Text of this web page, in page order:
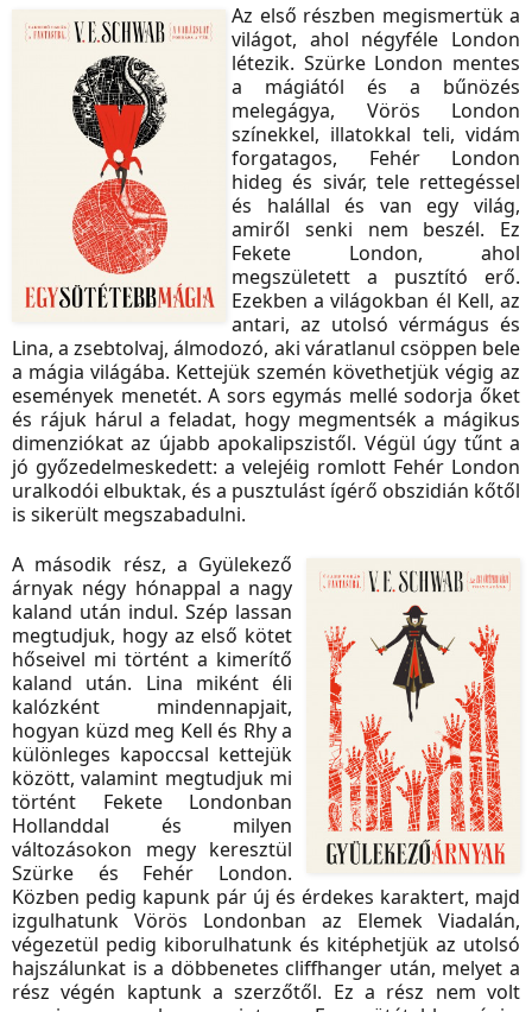
Az első részben megismertük a
világot, ahol négyféle London
létezik. Szürke London mentes
a mágiától és a bűnözés
melegágya, Vörös London
színekkel, illatokkal teli, vidám
forgatagos, Fehér London
hideg és sivár, tele rettegéssel
és halállal és van egy világ,
amiről senki nem beszél. Ez
Fekete London, ahol
megszületett a pusztító erő.
Ezekben a világokban él Kell, az
antari, az utolsó vérmágus és
Lina, a zsebtolvaj, álmodozó, aki váratlanul csöppen bele
a mágia világába. Kettejük szemén követhetjük végig az
események menetét. A sors egymás mellé sodorja őket
és rájuk hárul a feladat, hogy megmentsék a mágikus
dimenziókat az újabb apokalipszistől. Végül úgy tűnt a
jó győzedelmeskedett: a velejéig romlott Fehér London
uralkodói elbuktak, és a pusztulást ígérő obszidián kőtől
is sikerült megszabadulni.
A második rész, a Gyülekező
árnyak négy hónappal a nagy
kaland után indul. Szép lassan
megtudjuk, hogy az első kötet
hőseivel mi történt a kimerítő
kaland után. Lina miként éli
kalózként mindennapjait,
hogyan küzd meg Kell és Rhy a
különleges kapoccsal kettejük
között, valamint megtudjuk mi
történt Fekete Londonban
Hollanddal és milyen
változásokon megy keresztül
Szürke és Fehér London.
Közben pedig kapunk pár új és érdekes karaktert, majd
izgulhatunk Vörös Londonban az Elemek Viadalán,
végezetül pedig kiborulhatunk és kitéphetjük az utolsó
hajszálunkat is a döbbenetes cliffhanger után, melyet a
rész végén kaptunk a szerzőtől. Ez a rész nem volt